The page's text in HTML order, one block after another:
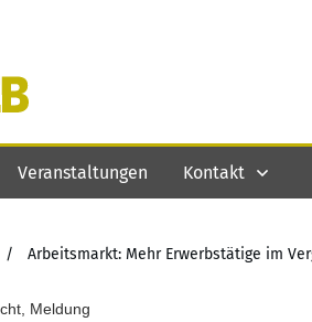
Veranstaltungen Kontakt
/ Arbeitsmarkt: Mehr Erwerbstätige im
Meldung